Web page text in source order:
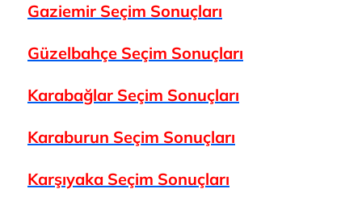
Gaziemir Seçim Sonuçları
Güzelbahçe Seçim Sonuçları
Karabağlar Seçim Sonuçları
Karaburun Seçim Sonuçları
Karşıyaka Seçim Sonuçları